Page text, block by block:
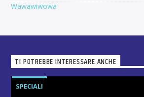
Wawawiwowa
TI POTREBBE INTERESSARE ANCHE
SPECIALI